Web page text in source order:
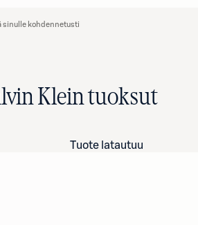
sinulle kohdennetusti
Klein tuoksut
Tuote latautuu